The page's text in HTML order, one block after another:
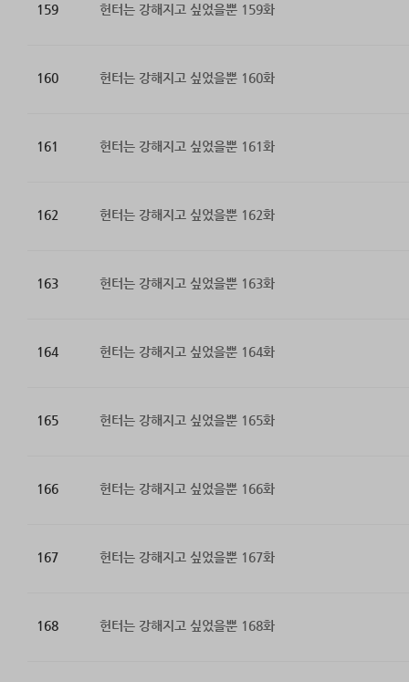
159 헌터는 강해지고 싶었을뿐 159화
160 헌터는 강해지고 싶었을뿐 160화
161 헌터는 강해지고 싶었을뿐 161화
162 헌터는 강해지고 싶었을뿐 162화
163 헌터는 강해지고 싶었을뿐 163화
164 헌터는 강해지고 싶었을뿐 164화
165 헌터는 강해지고 싶었을뿐 165화
166 헌터는 강해지고 싶었을뿐 166화
167 헌터는 강해지고 싶었을뿐 167화
168 헌터는 강해지고 싶었을뿐 168화